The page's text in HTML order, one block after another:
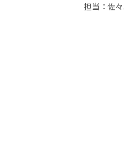
担当：佐